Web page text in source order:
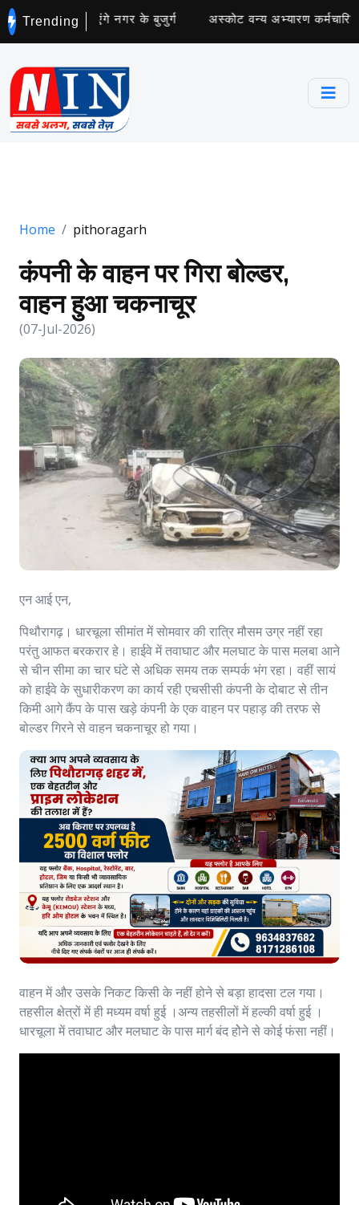
Trending
अभियान चलाएंगे नगर के बुजुर्ग अस्कोट वन्य अभ्यारण
Home pithoragarh
कंपनी के वाहन पर गिरा बोल्डर,
वाहन हुआ चकनाचूर
(07-Jul-2026)
एन आई एन,
पिथौरागढ़। धारचूला सीमांत में साेमवार की रात्रि मौसम उग्र नहीं रहा
परंतु आफत बरकरार हे। हाईवे में तवाघाट और मलघाट के पास मलबा आने
से चीन सीमा का चार घंटे से अधिक समय तक सम्पर्क भंग रहा। वहीं सायं
को हाईवे के सुधारीकरण का कार्य रही एचसीसी कंपनी के दोबाट से तीन
किमी आगे कैंप के पास खड़े कंपनी के एक वाहन पर पहाड़ की तरफ से
बोल्डर गिरने से वाहन चकनाचूर हो गया।
वाहन में और उसके निकट किसी के नहीं होने से बड़ा हादसा टल गया।
तहसील क्षेत्रों में ही मध्यम वर्षा हुई ।अन्य तहसीलों में हल्की वर्षा हुई ।
धारचूला में तवाघाट और मलघाट के पास मार्ग बंद होेने से कोई फंसा नहीं।